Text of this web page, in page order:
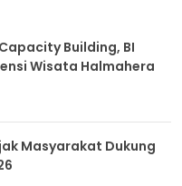
Building, BI
Wisata Halmahera
Masyarakat Dukung